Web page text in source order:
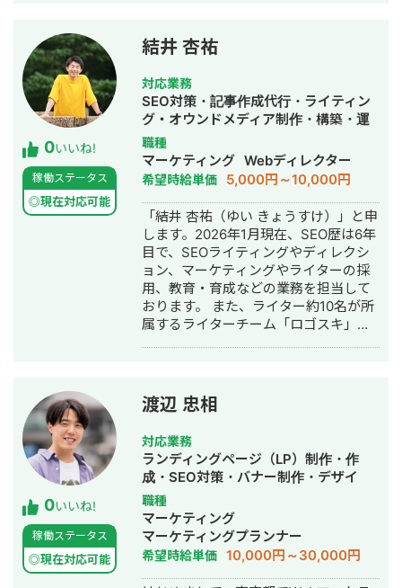
脱毛の案件月200件以上獲得 ◉オウン
現在） ⇒制作費50万/月で10ヶ月後に
月商500~1000万円達成 WEB集客に関
する無料相談（~30分）を行っていま
すので、お気軽にお声掛け下さい。
プで行います。 個人で「広告」「動
画」のスキルを持っている広告運用マ
ンは希少であり、「画像広告」よりも
「動画広告」の方がより訴求力も強い
ため、動画広告を検討されている方は
是非ご相談ください。
0いいね!
稼働ステータス
◎現在対応可能
結井 杏祐
対応業務
SEO対策・記事作成代行・ライティン
グ・オウンドメディア制作・構築・運
用代行
職種
マーケティング Webディレクター
希望時給単価 5,000円～10,000円
「結井 杏祐（ゆい きょうすけ）」と申
します。2026年1月現在、SEO歴は6年
目で、SEOライティングやディレクシ
ョン、マーケティングやライターの採
用、教育・育成などの業務を担当して
おります。 また、ライター約10名が所
属するライターチーム「ロゴスキ」の
チームのポートフォリオもまとめさせ
ていただいておりますので、あわせて
ご覧いただければ幸いです。 ■略歴
2018年3月 立命館大学法学部 卒業
2018年4月 明治安田生命保険相互会
社の総合職として入社 2021年1月 副
業としてSEOライターを始める 2023
年1月 フリーランスライターとして独
立 2023年6月 ライターチームを結成
現在に至る ■保有する資格 ・消費生活
アドバイザー ・FP技能検定2級、AFP
0いいね!
稼働ステータス
◎現在対応可能
渡辺 忠相
対応業務
ランディングページ（LP）制作・作
成・SEO対策・バナー制作・デザイ
ン・リスティング広告運用代行・オウ
ンドメディア制作・構築・運用代行
職種
マーケティング
マーケティングプランナー
希望時給単価 10,000円～30,000円